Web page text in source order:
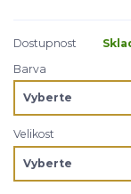
Dostupnost
Barva
Velikost